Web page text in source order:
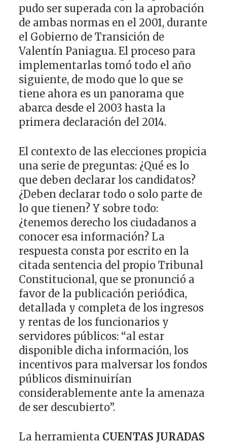
pudo ser superada con la aprobación
de ambas normas en el 2001, durante
el Gobierno de Transición de
Valentín Paniagua. El proceso para
implementarlas tomó todo el año
siguiente, de modo que lo que se
tiene ahora es un panorama que
abarca desde el 2003 hasta la
primera declaración del 2014.
El contexto de las elecciones propicia
una serie de preguntas: ¿Qué es lo
que deben declarar los candidatos?
¿Deben declarar todo o solo parte de
lo que tienen? Y sobre todo:
¿tenemos derecho los ciudadanos a
conocer esa información? La
respuesta consta por escrito en la
citada sentencia del propio Tribunal
Constitucional, que se pronunció a
favor de la publicación periódica,
detallada y completa de los ingresos
y rentas de los funcionarios y
servidores públicos: “al estar
disponible dicha información, los
incentivos para malversar los fondos
públicos disminuirían
considerablemente ante la amenaza
de ser descubierto”.
La herramienta CUENTAS JURADAS